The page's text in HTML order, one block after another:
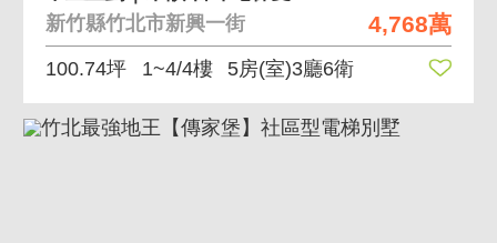
4,768萬
新竹縣竹北市新興一街
100.74坪 1~4/4樓 5房(室)3廳6衛